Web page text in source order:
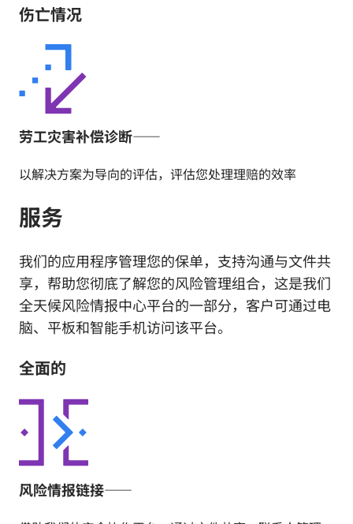
伤亡情况
劳工灾害补偿诊断——
以解决方案为导向的评估，评估您处理理赔的效率
服务
我们的应用程序管理您的保单，支持沟通与文件共
享，帮助您彻底了解您的风险管理组合，这是我们
全天候风险情报中心平台的一部分，客户可通过电
脑、平板和智能手机访问该平台。
全面的
风险情报链接——